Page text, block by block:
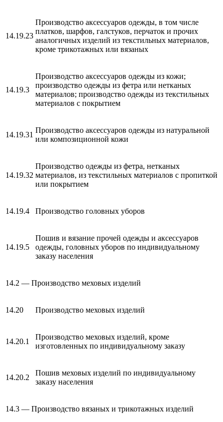
14.19.23
Производство аксессуаров одежды, в том числе
платков, шарфов, галстуков, перчаток и прочих
аналогичных изделий из текстильных материалов,
кроме трикотажных или вязаных
14.19.3
Производство аксессуаров одежды из кожи;
производство одежды из фетра или нетканых
материалов; производство одежды из текстильных
материалов с покрытием
14.19.31
Производство аксессуаров одежды из натуральной
или композиционной кожи
14.19.32
Производство одежды из фетра, нетканых
материалов, из текстильных материалов с пропиткой
или покрытием
14.19.4 Производство головных уборов
14.19.5
Пошив и вязание прочей одежды и аксессуаров
одежды, головных уборов по индивидуальному
заказу населения
14.2 — Производство меховых изделий
14.20 Производство меховых изделий
14.20.1
Производство меховых изделий, кроме
изготовленных по индивидуальному заказу
14.20.2
Пошив меховых изделий по индивидуальному
заказу населения
14.3 — Производство вязаных и трикотажных изделий